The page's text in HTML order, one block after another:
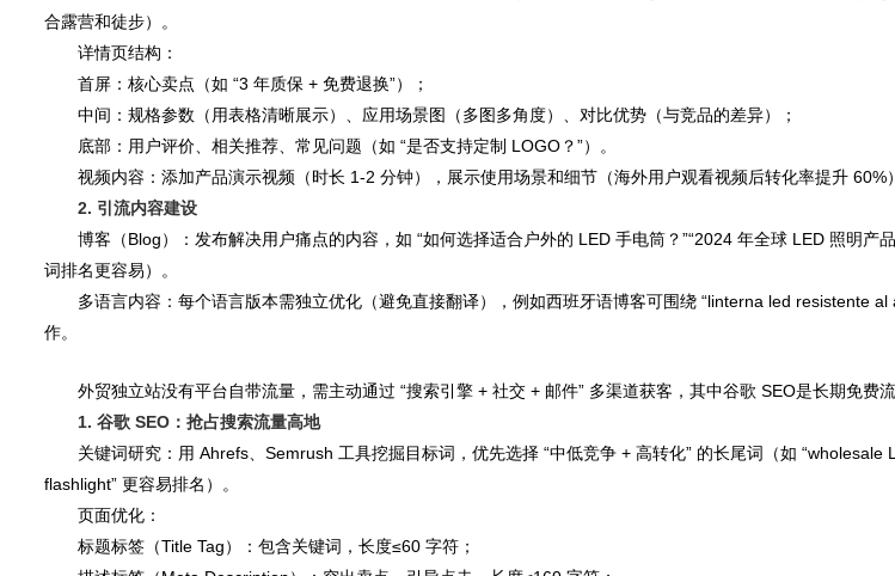
合露营和徒步）。
详情页结构：
首屏：核心卖点（如 “3 年质保 + 免费退换”）；
中间：规格参数（用表格清晰展示）、应用场景图（多图多角度）、对比优势（与竞品的差异）；
底部：用户评价、相关推荐、常见问题（如 “是否支持定制 LOGO？”）。
视频内容：添加产品演示视频（时长 1-2 分钟），展示使用场景和细节（海外用户观看视频后转化率提升 60%
2. 引流内容建设
博客（Blog）：发布解决用户痛点的内容，如 “如何选择适合户外的 LED 手电筒？”“2024 年全球 LED 照明产
词排名更容易）。
多语言内容：每个语言版本需独立优化（避免直接翻译），例如西班牙语博客可围绕 “linterna led resistente al
作。
外贸独立站没有平台自带流量，需主动通过 “搜索引擎 + 社交 + 邮件” 多渠道获客，其中谷歌 SEO是长期免费流
1. 谷歌 SEO：抢占搜索流量高地
关键词研究：用 Ahrefs、Semrush 工具挖掘目标词，优先选择 “中低竞争 + 高转化” 的长尾词（如 “wholesale
flashlight” 更容易排名）。
页面优化：
标题标签（Title Tag）：包含关键词，长度≤60 字符；